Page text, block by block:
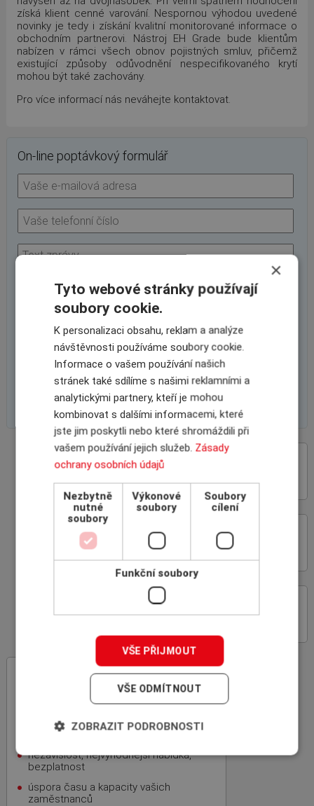
získá klient cenné varování. Nespornou výhodou uvedené
novinky je tedy i získání kvalitní monitorované informace o
obchodním partnerovi. Nástroj EH Grade bude klientům
nabízen v rámci všech obnov pojistných smluv, přičemž
existující způsoby odůvodnění nespecifikovaného krytí
mohou být také zachovány.
Pro více informací nás neváhejte kontaktovat.
On-line poptávkový formulář
VÝHODY SPOLUPRÁCE
ON-LINE ROZHRANÍ
POJIŠŤOVEN
PROČ POJIŠŤOVAT
POHLEDÁVKY
– specialista na pojištění
zkušenosti z mezinárodní sítě
specializovaných makléřů ICBA
nezávislost, nejvýhodnější nabídka,
bezplatnost
úspora času a kapacity vašich
zaměstnanců
×
Tyto webové stránky používají
soubory cookie.
K personalizaci obsahu, reklam a analýze
návštěvnosti používáme soubory cookie.
Informace o vašem používání našich
stránek také sdílíme s našimi reklamními a
analytickými partnery, kteří je mohou
kombinovat s dalšími informacemi, které
jste jim poskytli nebo které shromáždili při
vašem používání jejich služeb. Zásady
ochrany osobních údajů
Nezbytně
nutné
soubory
Výkonové
soubory
Soubory
cílení
Funkční soubory
VŠE PŘIJMOUT
VŠE ODMÍTNOUT
ZOBRAZIT PODROBNOSTI